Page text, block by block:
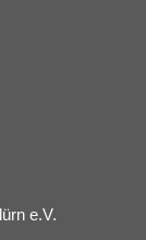
e.V.